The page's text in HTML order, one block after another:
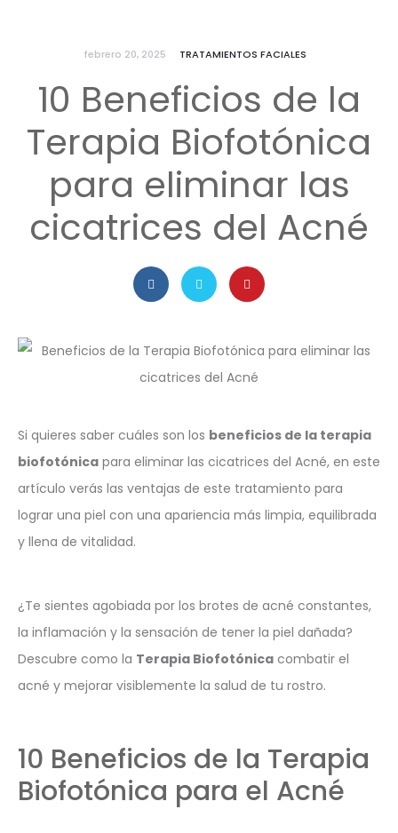
febrero 20, 2025 TRATAMIENTOS FACIALES
10 Beneficios de la
Terapia Biofotónica
para eliminar las
cicatrices del Acné
Si quieres saber cuáles son los beneficios de la terapia
biofotónica para eliminar las cicatrices del Acné, en este
artículo verás las ventajas de este tratamiento para
lograr una piel con una apariencia más limpia, equilibrada
y llena de vitalidad.
¿Te sientes agobiada por los brotes de acné constantes,
la inflamación y la sensación de tener la piel dañada?
Descubre como la Terapia Biofotónica combatir el
acné y mejorar visiblemente la salud de tu rostro.
10 Beneficios de la Terapia
Biofotónica para el Acné